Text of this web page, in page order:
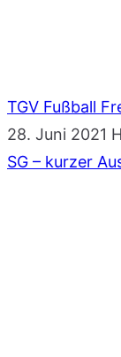
TGV Fußball
28. Juni 2021
SG – kurzer